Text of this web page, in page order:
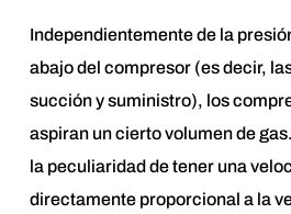
Independientemente de la
abajo del compresor (es decir,
succión y suministro), los
aspiran un cierto volumen de
la peculiaridad de tener una
directamente proporcional a la